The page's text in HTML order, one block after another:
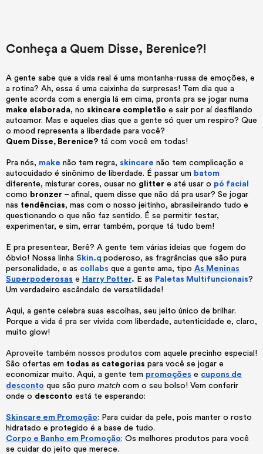
Conheça a Quem Disse, Berenice?!
A gente sabe que a vida real é uma montanha-russa de emoções, e
a rotina? Ah, essa é uma caixinha de surpresas! Tem dia que a
gente acorda com a energia lá em cima, pronta pra se jogar numa
make elaborada, no skincare completão e sair por aí desfilando
autoamor. Mas e aqueles dias que a gente só quer um respiro? Que
o mood representa a liberdade para você?
Quem Disse, Berenice? tá com você em todas!
Pra nós, make não tem regra, skincare não tem complicação e
autocuidado é sinônimo de liberdade. É passar um batom
diferente, misturar cores, ousar no glitter e até usar o pó facial
como bronzer – afinal, quem disse que não dá pra usar? Se jogar
nas tendências, mas com o nosso jeitinho, abrasileirando tudo e
questionando o que não faz sentido. É se permitir testar,
experimentar, e sim, errar também, porque tá tudo bem!
E pra presentear, Berê? A gente tem várias ideias que fogem do
óbvio! Nossa linha Skin.q poderoso, as fragrâncias que são pura
personalidade, e as collabs que a gente ama, tipo As Meninas
Superpoderosas e Harry Potter. E as Paletas Multifuncionais?
Um verdadeiro escândalo de versatilidade!
Aqui, a gente celebra suas escolhas, seu jeito único de brilhar.
Porque a vida é pra ser vivida com liberdade, autenticidade e, claro,
muito glow!
Aproveite também nossos produtos com aquele precinho especial!
São ofertas em todas as categorias para você se jogar e
economizar muito. Aqui, a gente tem promoções e cupons de
desconto que são puro match com o seu bolso! Vem conferir
onde o desconto está te esperando:
Skincare em Promoção: Para cuidar da pele, pois manter o rosto
hidratado e protegido é a base de tudo.
Corpo e Banho em Promoção: Os melhores produtos para você
se cuidar do jeito que merece.